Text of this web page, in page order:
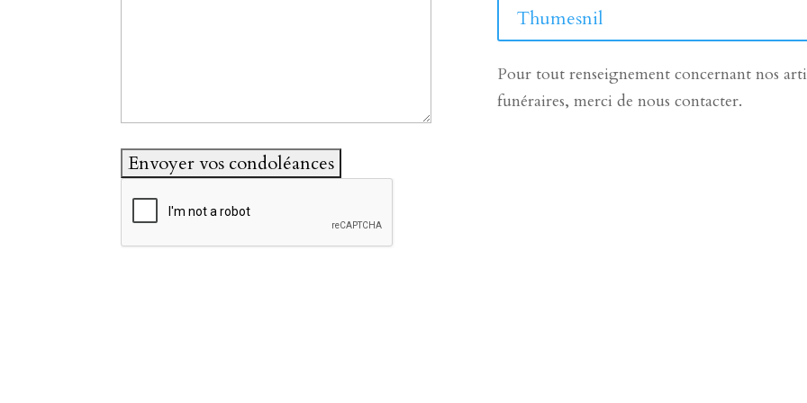
Thumesnil
Pour tout renseignement concernant nos
funéraires, merci de nous contacter.